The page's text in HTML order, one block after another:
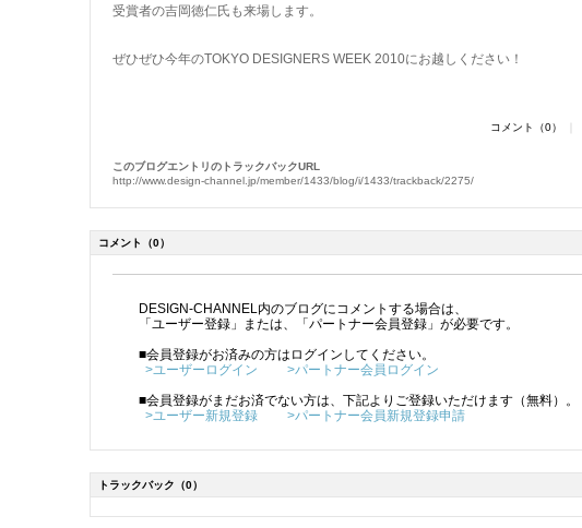
受賞者の吉岡徳仁氏も来場します。
ぜひぜひ今年のTOKYO DESIGNERS WEEK 2010にお越しください！
コメント（0）
このブログエントリのトラックバックURL
http://www.design-channel.jp/member/1433/blog/i/1433/trackback/2275/
コメント （0）
DESIGN-CHANNEL内のブログにコメントする場合は、
「ユーザー登録」または、「パートナー会員登録」が必要です。
■会員登録がお済みの方はログインしてください。
>ユーザーログイン
>パートナー会員ログイン
■会員登録がまだお済でない方は、下記よりご登録いただけます（無料）。
>ユーザー新規登録
>パートナー会員新規登録申請
トラックバック （0）